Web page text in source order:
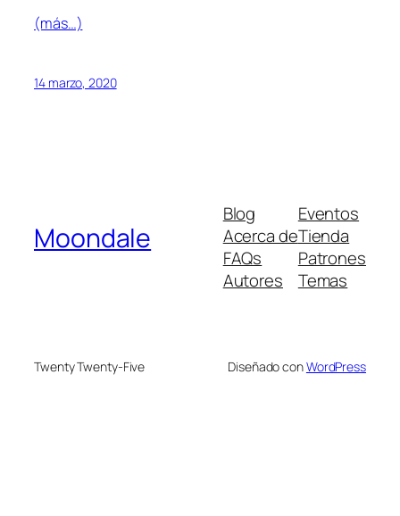
(más…)
14 marzo, 2020
Moondale
Blog
Acerca de
FAQs
Autores
Eventos
Tienda
Patrones
Temas
Twenty Twenty-Five Diseñado conWordPress